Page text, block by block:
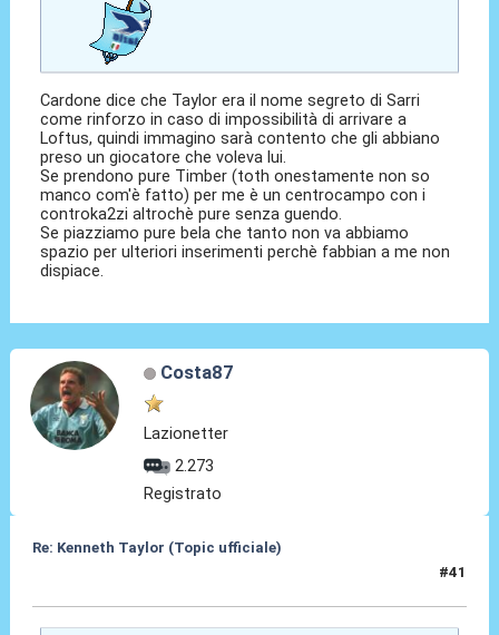
Cardone dice che Taylor era il nome segreto di Sarri
come rinforzo in caso di impossibilità di arrivare a
Loftus, quindi immagino sarà contento che gli abbiano
preso un giocatore che voleva lui.
Se prendono pure Timber (toth onestamente non so
manco com'è fatto) per me è un centrocampo con i
controka2zi altrochè pure senza guendo.
Se piazziamo pure bela che tanto non va abbiamo
spazio per ulteriori inserimenti perchè fabbian a me non
dispiace.
Costa87
Lazionetter
2.273
Registrato
Re: Kenneth Taylor (Topic ufficiale)
#41